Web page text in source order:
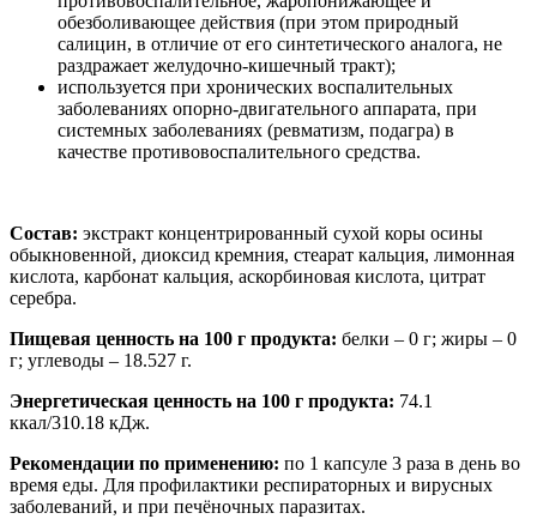
обезболивающее действия (при этом природный
салицин, в отличие от его синтетического аналога, не
раздражает желудочно-кишечный тракт);
используется при хронических воспалительных
заболеваниях опорно-двигательного аппарата, при
системных заболеваниях (ревматизм, подагра) в
качестве противовоспалительного средства.
Состав: экстракт концентрированный сухой коры осины
обыкновенной, диоксид кремния, стеарат кальция, лимонная
кислота, карбонат кальция, аскорбиновая кислота, цитрат
серебра.
Пищевая ценность на 100 г продукта: белки – 0 г; жиры – 0
г; углеводы – 18.527 г.
Энергетическая ценность на 100 г продукта: 74.1
ккал/310.18 кДж.
Рекомендации по применению: по 1 капсуле 3 раза в день во
время еды. Для профилактики респираторных и вирусных
заболеваний, и при печёночных паразитах.